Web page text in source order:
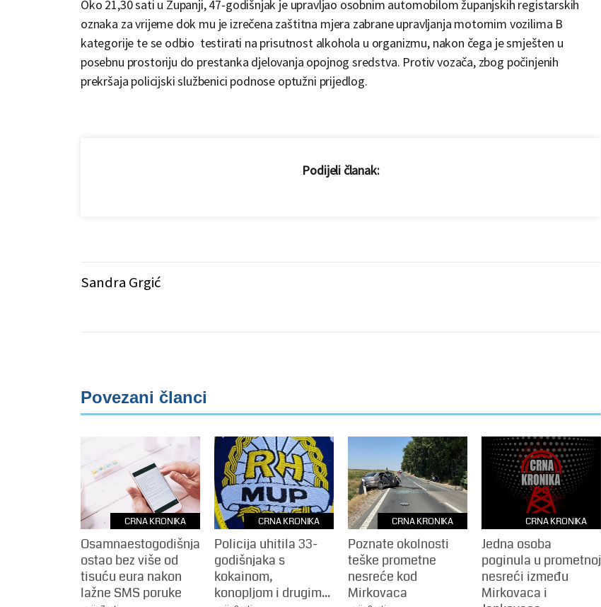
Oko 21,30 sati u Županji, 47-godišnjak je upravljao osobnim automobilom županjskih registarskih
oznaka za vrijeme dok mu je izrečena zaštitna mjera zabrane upravljanja motornim vozilima B
kategorije te se odbio testirati na prisutnost alkohola u organizmu, nakon čega je smješten u
posebnu prostoriju do prestanka djelovanja opojnog sredstva. Protiv vozača, zbog počinjenih
prekršaja policijski službenici podnose optužni prijedlog.
Podijeli članak:
Sandra Grgić
Povezani članci
CRNA KRONIKA
Osamnaestogodišnjak
ostao bez više od
tisuću eura nakon
lažne SMS poruke
CRNA KRONIKA
Policija uhitila 33-
godišnjaka s
kokainom,
konopljom i drugim...
CRNA KRONIKA
Poznate okolnosti
teške prometne
nesreće kod
Mirkovaca
CRNA KRONIKA
Jedna osoba
poginula u prometnoj
nesreći između
Mirkovaca i